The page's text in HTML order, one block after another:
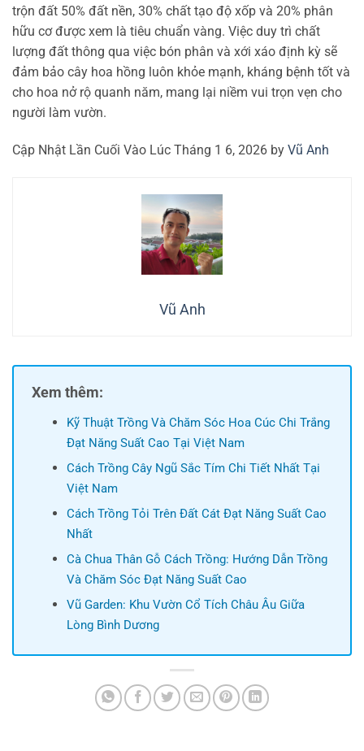
trộn đất 50% đất nền, 30% chất tạo độ xốp và 20% phân
hữu cơ được xem là tiêu chuẩn vàng. Việc duy trì chất
lượng đất thông qua việc bón phân và xới xáo định kỳ sẽ
đảm bảo cây hoa hồng luôn khỏe mạnh, kháng bệnh tốt và
cho hoa nở rộ quanh năm, mang lại niềm vui trọn vẹn cho
người làm vườn.
Cập Nhật Lần Cuối Vào Lúc Tháng 1 6, 2026 by Vũ Anh
Vũ Anh
Xem thêm:
Kỹ Thuật Trồng Và Chăm Sóc Hoa Cúc Chi Trắng
Đạt Năng Suất Cao Tại Việt Nam
Cách Trồng Cây Ngũ Sắc Tím Chi Tiết Nhất Tại
Việt Nam
Cách Trồng Tỏi Trên Đất Cát Đạt Năng Suất Cao
Nhất
Cà Chua Thân Gỗ Cách Trồng: Hướng Dẫn Trồng
Và Chăm Sóc Đạt Năng Suất Cao
Vũ Garden: Khu Vườn Cổ Tích Châu Âu Giữa
Lòng Bình Dương